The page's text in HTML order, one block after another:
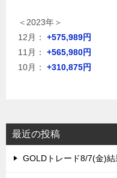
＜2023年＞
12月：
+575,989円
11月：
+565,980円
10月：
+310,875円
最近の投稿
GOLDトレード8/7(金)結